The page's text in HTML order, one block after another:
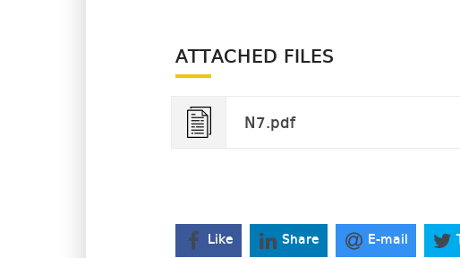
ATTACHED FILES
N7.pdf
Like Share E-mail